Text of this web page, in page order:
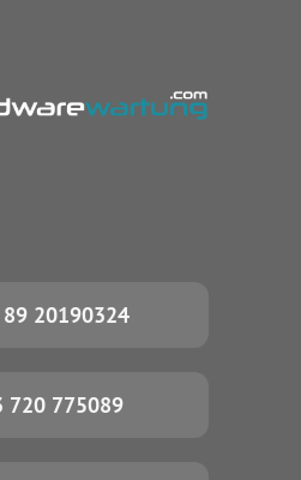
89 20190324
720 775089